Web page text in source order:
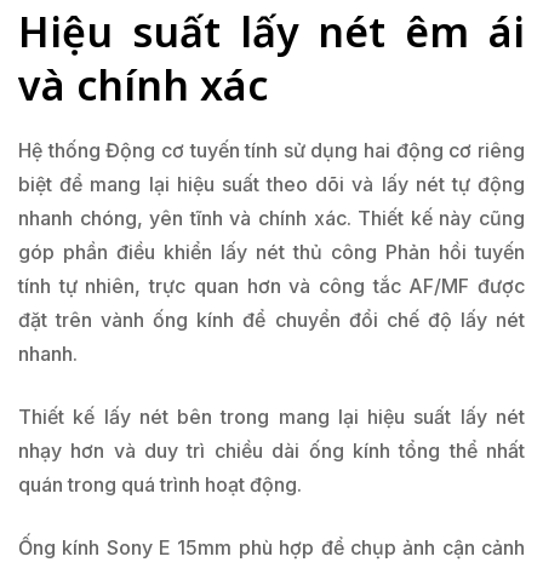
Hiệu suất lấy nét êm ái
và chính xác
Hệ thống Động cơ tuyến tính sử dụng hai động cơ riêng
biệt để mang lại hiệu suất theo dõi và lấy nét tự động
nhanh chóng, yên tĩnh và chính xác. Thiết kế này cũng
góp phần điều khiển lấy nét thủ công Phản hồi tuyến
tính tự nhiên, trực quan hơn và công tắc AF/MF được
đặt trên vành ống kính để chuyển đổi chế độ lấy nét
nhanh.
Thiết kế lấy nét bên trong mang lại hiệu suất lấy nét
nhạy hơn và duy trì chiều dài ống kính tổng thể nhất
quán trong quá trình hoạt động.
Ống kính Sony E 15mm phù hợp để chụp ảnh cận cảnh